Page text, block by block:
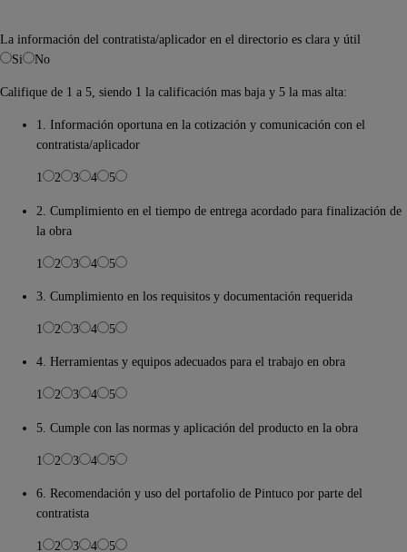
La información del contratista/aplicador en el directorio es clara y útil
Si
No
Califique de 1 a 5, siendo 1 la calificación mas baja y 5 la mas alta:
1. Información oportuna en la cotización y comunicación con el
contratista/aplicador
1 2 3 4 5
2. Cumplimiento en el tiempo de entrega acordado para finalización de
la obra
1 2 3 4 5
3. Cumplimiento en los requisitos y documentación requerida
1 2 3 4 5
4. Herramientas y equipos adecuados para el trabajo en obra
1 2 3 4 5
5. Cumple con las normas y aplicación del producto en la obra
1 2 3 4 5
6. Recomendación y uso del portafolio de Pintuco por parte del
contratista
1 2 3 4 5